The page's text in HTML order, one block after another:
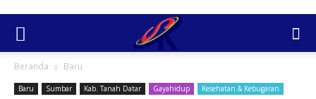
Beranda Baru
Baru Sumbar Kab. Tanah Datar Gayahidup Kesehatan & Kebugaran